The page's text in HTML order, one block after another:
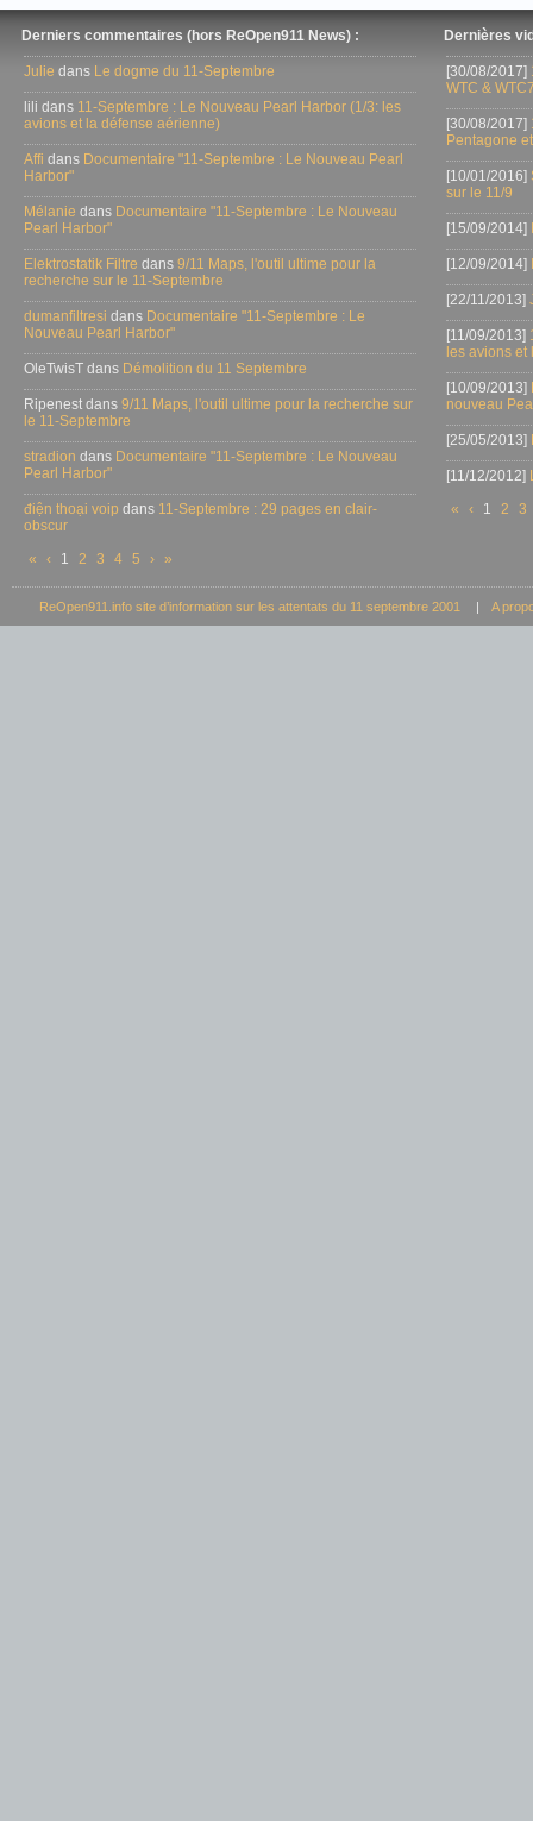
Derniers commentaires (hors ReOpen911 News) :
Julie dans Le dogme du 11-Septembre
lili dans 11-Septembre : Le Nouveau Pearl Harbor (1/3: les
avions et la défense aérienne)
Affi dans Documentaire "11-Septembre : Le Nouveau Pearl
Harbor"
Mélanie dans Documentaire "11-Septembre : Le Nouveau
Pearl Harbor"
Elektrostatik Filtre dans 9/11 Maps, l'outil ultime pour la
recherche sur le 11-Septembre
dumanfiltresi dans Documentaire "11-Septembre : Le
Nouveau Pearl Harbor"
OleTwisT dans Démolition du 11 Septembre
Ripenest dans 9/11 Maps, l'outil ultime pour la recherche sur
le 11-Septembre
stradion dans Documentaire "11-Septembre : Le Nouveau
Pearl Harbor"
điện thoại voip dans 11-Septembre : 29 pages en clair-
obscur
«
‹ 1 2 3 4 5 › »
Dernières
[30/08/2017]
WTC &
[30/08/2017]
Pentagone
[10/01/2016]
sur le 11/9
[15/09/2014]
[12/09/2014]
[22/11/2013]
[11/09/2013]
les avions
[10/09/2013]
nouveau
[25/05/2013]
[11/12/2012]
«
‹ 1 2 3
ReOpen911.info site d’information sur les attentats du 11 septembre 2001 | A